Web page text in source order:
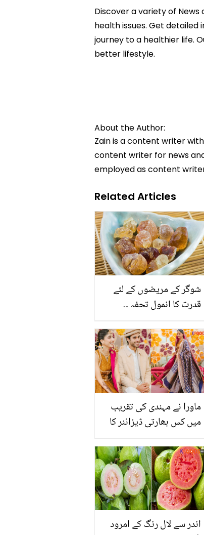
Discover a variety of News
health issues. Get detailed
journey to a healthier life.
better lifestyle.
About the Author:
Zain is a content writer
content writer for news
employed as content
Related Articles
شوگر کے مریضوں کے لئے
قدرت کا انمول تحفہ ۔۔
یقین فوائد
ماورا نے مہندی کی تقریب
میں کس بھارتی ڈیزائنر کا
تصویریں سوشل میڈیا پر
چھا گئیں
اندر سے لال رنگ کے امرود